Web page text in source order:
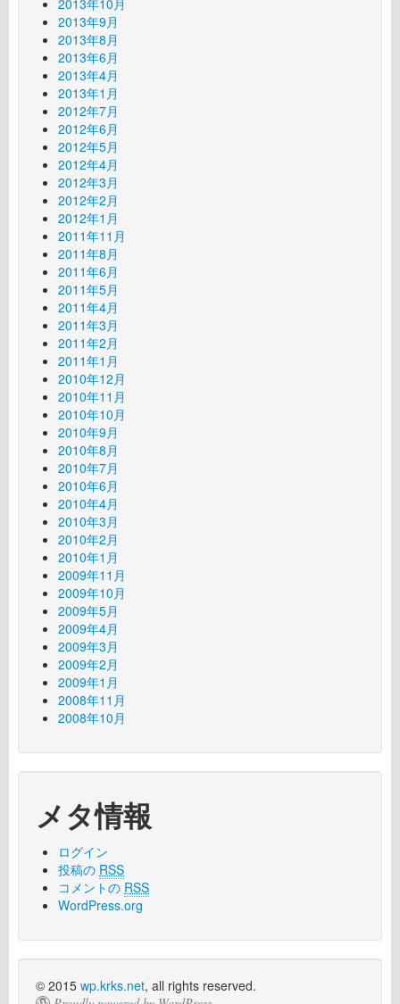
2013年10月
2013年9月
2013年8月
2013年6月
2013年4月
2013年1月
2012年7月
2012年6月
2012年5月
2012年4月
2012年3月
2012年2月
2012年1月
2011年11月
2011年8月
2011年6月
2011年5月
2011年4月
2011年3月
2011年2月
2011年1月
2010年12月
2010年11月
2010年10月
2010年9月
2010年8月
2010年7月
2010年6月
2010年4月
2010年3月
2010年2月
2010年1月
2009年11月
2009年10月
2009年5月
2009年4月
2009年3月
2009年2月
2009年1月
2008年11月
2008年10月
メタ情報
ログイン
投稿の RSS
コメントの RSS
WordPress.org
© 2015 wp.krks.net, all rights reserved.